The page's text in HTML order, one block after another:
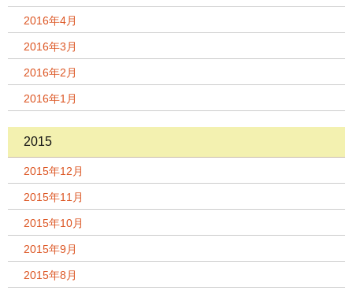
2016年4月
2016年3月
2016年2月
2016年1月
2015
2015年12月
2015年11月
2015年10月
2015年9月
2015年8月